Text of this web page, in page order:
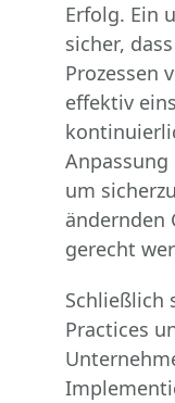
Erfolg. Ein
sicher,
Prozessen
effektiv
um
ändernden
gerecht
Schließlich
Practices